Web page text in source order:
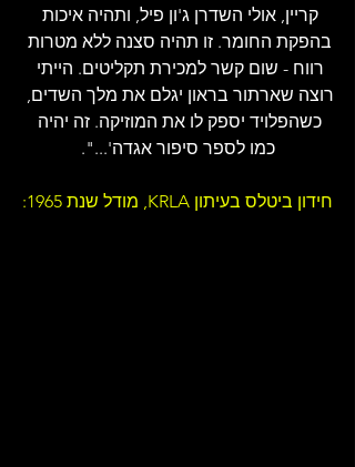
קריין, אולי השדרן ג'ון פיל, ותהיה איכות
בהפקת החומר. זו תהיה סצנה ללא מטרות
רווח - שום קשר למכירת תקליטים. הייתי
רוצה שארתור בראון יגלם את מלך השדים,
כשהפלויד יספק לו את המוזיקה. זה יהיה
כמו לספר סיפור אגדה'...".
חידון ביטלס בעיתון KRLA, מודל שנת 1965: